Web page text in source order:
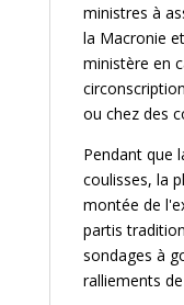
ministres à
la Macronie
ministère en
ou chez des
Pendant que
coulisses, la
montée de
partis
sondages à
ralliements